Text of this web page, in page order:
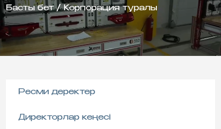
Басты бет/Корпорация туралы
Ресми деректер
Директорлар кеңесі